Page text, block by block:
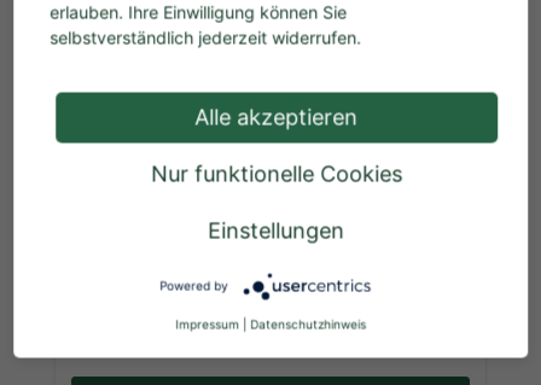
Auto-Magnettafel-Set "Bei mir gibt's Wild"
(11,98 € / 1 Stück)
Verkaufspreis:
23,95 € 47,90 €
erlauben. Ihre Einwilligung können Sie
selbstverständlich jederzeit widerrufen.
Alle akzeptieren
Nur funktionelle Cookies
Einstellungen
Powered by
Impressum Datenschutzhinweis